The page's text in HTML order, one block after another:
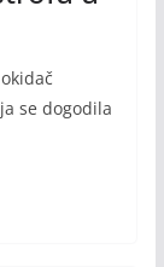
se dogodila